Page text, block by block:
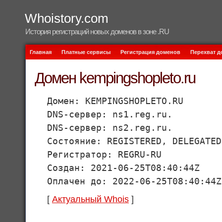
Whoistory.com
История регистраций новых доменов в зоне .RU
Главная Платные сервисы Регистрация доменов Перехват
Домен kempingshopleto.ru
Домен: KEMPINGSHOPLETO.RU
DNS-сервер: ns1.reg.ru.
DNS-сервер: ns2.reg.ru.
Состояние: REGISTERED,
Регистратор: REGRU-RU
Создан: 2021-06-25T08:40:44Z
Оплачен до: 2022-06-25T08:40:44Z
[ Актуальный Whois ]